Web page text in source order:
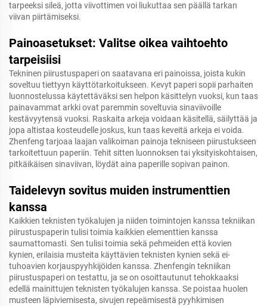
tarpeeksi sileä, jotta viivottimen voi liukuttaa sen päällä tarkan
viivan piirtämiseksi.
Painoasetukset: Valitse oikea vaihtoehto
tarpeisiisi
Tekninen piirustuspaperi on saatavana eri painoissa, joista kukin
soveltuu tiettyyn käyttötarkoitukseen. Kevyt paperi sopii parhaiten
luonnostelussa käytettäväksi sen helpon käsittelyn vuoksi, kun taas
painavammat arkki ovat paremmin soveltuvia sinaviivoille
kestävyytensä vuoksi. Raskaita arkeja voidaan käsitellä, säilyttää ja
jopa altistaa kosteudelle joskus, kun taas keveitä arkeja ei voida.
Zhenfeng tarjoaa laajan valikoiman painoja tekniseen piirustukseen
tarkoitettuun paperiin. Tehit sitten luonnoksen tai yksityiskohtaisen,
pitkäikäisen sinaviivan, löydät aina paperille sopivan painon.
Taidelevyn sovitus muiden instrumenttien
kanssa
Kaikkien teknisten työkalujen ja niiden toimintojen kanssa tekniikan
piirustuspaperin tulisi toimia kaikkien elementtien kanssa
saumattomasti. Sen tulisi toimia sekä pehmeiden että kovien
kynien, erilaisia musteita käyttävien teknisten kynien sekä ei-
tuhoavien korjauspyyhkijöiden kanssa. Zhenfengin tekniikan
piirustuspaperi on testattu, ja se on osoittautunut tehokkaaksi
edellä mainittujen teknisten työkalujen kanssa. Se poistaa huolen
musteen läpiviemisesta, sivujen repeämisestä pyyhkimisen